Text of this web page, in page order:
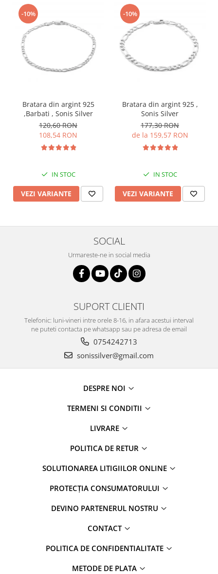
-10%
Bratara din argint 925
,Barbati , Sonis Silver
120,60 RON
108,54 RON
IN STOC
VEZI VARIANTE
-10%
Bratara din argint 925 ,
Sonis Silver
177,30 RON
de la 159,57 RON
IN STOC
VEZI VARIANTE
SOCIAL
Urmareste-ne in social media
SUPORT CLIENTI
Telefonic: luni-vineri intre orele 8-16, in afara acestui interval
ne puteti contacta pe whatsapp sau pe adresa de email
0754242713
sonissilver@gmail.com
DESPRE NOI
TERMENI SI CONDITII
LIVRARE
POLITICA DE RETUR
SOLUTIONAREA LITIGIILOR ONLINE
PROTECȚIA CONSUMATORULUI
DEVINO PARTENERUL NOSTRU
CONTACT
POLITICA DE CONFIDENTIALITATE
METODE DE PLATA